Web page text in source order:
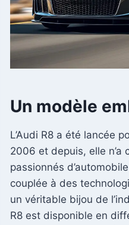
Un modèle
L’Audi R8 a été lancée
2006 et depuis, elle n’a
passionnés
couplée à des
un véritable bijou de
R8 est disponible en